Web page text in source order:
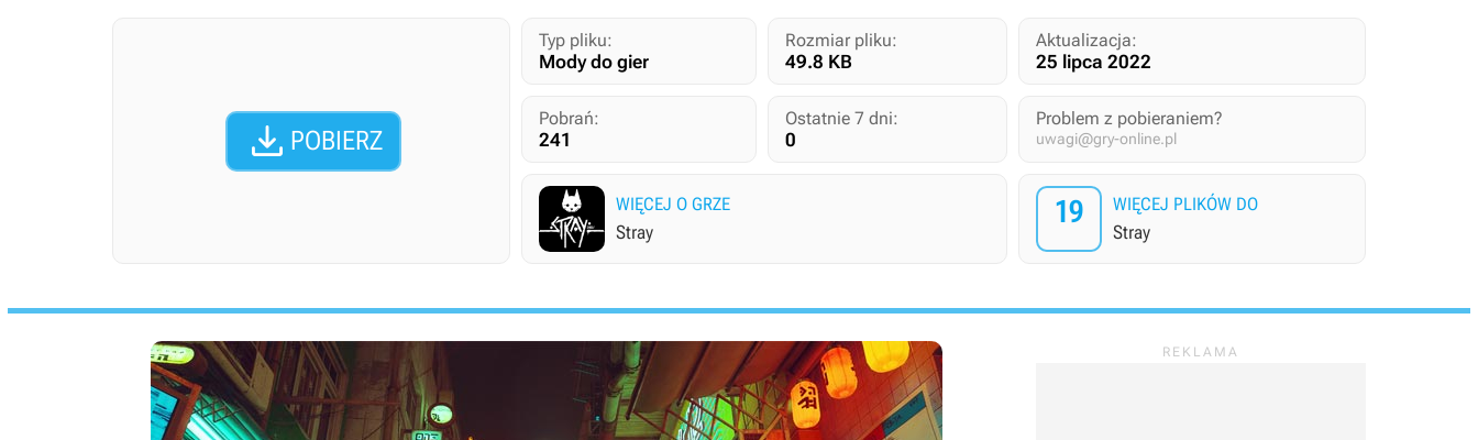
 POBIERZ
Typ pliku:
Mody do gier
Rozmiar pliku:
49.8 KB
Aktualizacja:
25 lipca 2022
Pobrań:
241
Ostatnie 7 dni:
0
Problem z pobieraniem?
uwagi@gry-online.pl
WIĘCEJ O GRZE
Stray
19 WIĘCEJ PLIKÓW DO
Stray